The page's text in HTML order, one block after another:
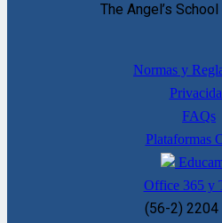
The Angel’s
Normas y
FAQs
Plataformas
Office 365 y
(56-2) 2204